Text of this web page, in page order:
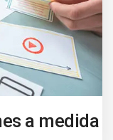
a medida